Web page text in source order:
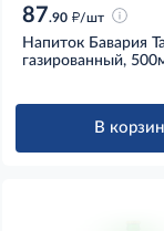
87.90 д/шт
Напиток Бавария
газированный,
В